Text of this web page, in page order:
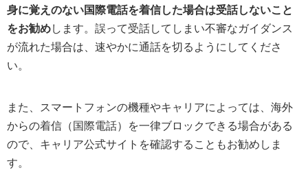
身に覚えのない国際電話を着信した場合は受話しないこと
をお勧めします。誤って受話してしまい不審なガイダンス
が流れた場合は、速やかに通話を切るようにしてくださ
い。
また、スマートフォンの機種やキャリアによっては、海外
からの着信（国際電話）を一律ブロックできる場合がある
ので、キャリア公式サイトを確認することもお勧めしま
す。